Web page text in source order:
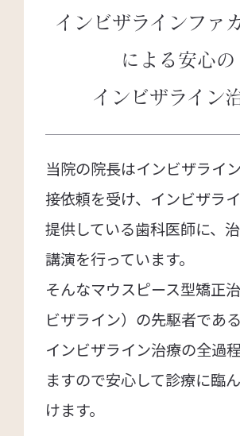
インビザラインファ
による 安心の
インビザライン
当院の院長はインビザライ
接依頼を受け、インビザラ
提供している歯科医師に、
講演を行っています。
そんなマウスピース型矯正
ビザライン）の先駆者である
インビザライン治療の全過
ますので安心して診療に臨
けます。